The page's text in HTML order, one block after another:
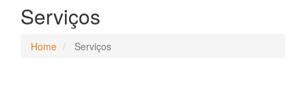
Serviços
Home Serviços